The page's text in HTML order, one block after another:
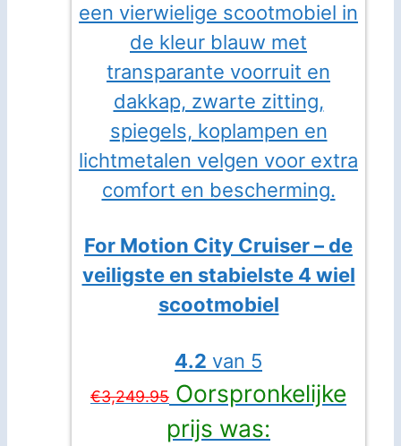
For Motion City Cruiser – de
veiligste en stabielste 4 wiel
scootmobiel
4.2 van 5
€3,249.95 Oorspronkelijke
prijs was: